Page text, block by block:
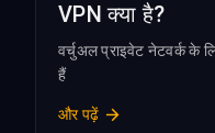
VPN क्या है?
वर्चुअल प्राइवेट नेटवर्क के
हैं
और पढ़ें